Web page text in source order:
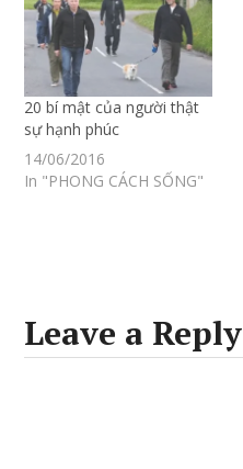
20 bí mật của người thật
sự hạnh phúc
14/06/2016
In "PHONG CÁCH SỐNG"
Leave a Reply